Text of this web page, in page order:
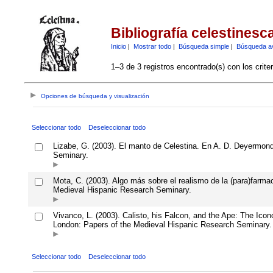
Bibliografía
Inicio| Mostrar todo| Búsqueda simple| Búsqueda
1–3 de 3 registros encontrado(s) con los
Opciones de búsqueda y visualización
Seleccionar todo Deseleccionar todo
Lizabe, G. (2003). El manto de Celestina. En A. D.
Seminary.
Mota, C. (2003). Algo más sobre el realismo de la
Medieval Hispanic Research Seminary.
Vivanco, L. (2003). Calisto, his Falcon, and the Ape: The
London: Papers of the Medieval Hispanic Research Seminary.
Seleccionar todo Deseleccionar todo